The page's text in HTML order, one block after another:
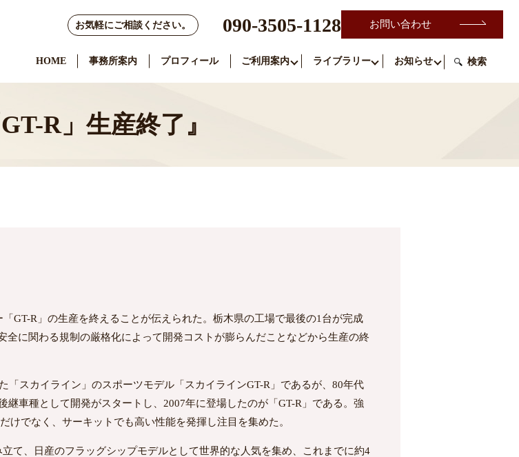
HOME 事務所案内 プロフィール ご利用案内 ライブラリー お知らせ 検索
お気軽にご相談ください。 090-3505-1128 お問い合わせ
R」生産終了』
GT-R」の生産を終えることが伝えられた。栃木県の工場で最後の1台が完成
全に関わる規制の厳格化によって開発コストが膨らんだことなどから生産の終
「スカイライン」のスポーツモデル「スカイラインGT-R」であるが、80年代
車種として開発がスタートし、2007年に登場したのが「GT-R」である。強
でなく、サーキットでも高い性能を発揮し注目を集めた。
て、日産のフラッグシップモデルとして世界的な人気を集め、これまでに約4